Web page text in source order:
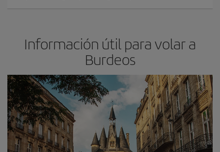
Información útil para volar a
Burdeos